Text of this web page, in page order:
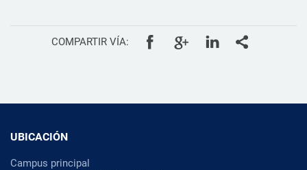
COMPARTIR VÍA:
UBICACIÓN
Campus principal